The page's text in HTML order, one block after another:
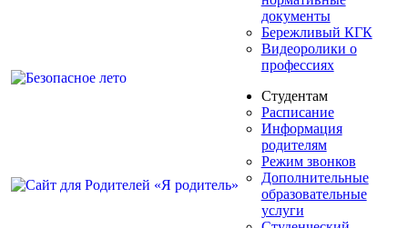
документы
Бережливый КГК
Видеоролики о
профессиях
Студентам
Расписание
Информация
родителям
Режим звонков
Дополнительные
образовательные
услуги